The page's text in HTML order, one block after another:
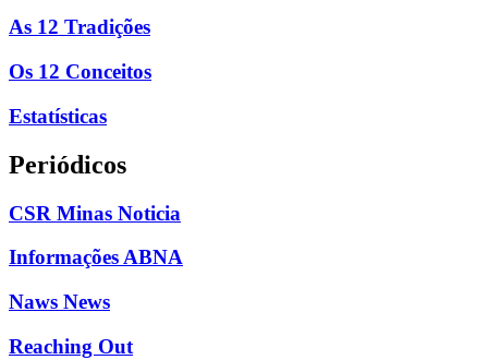
As 12 Tradições
Os 12 Conceitos
Estatísticas
Periódicos
CSR Minas Noticia
Informações ABNA
Naws News
Reaching Out